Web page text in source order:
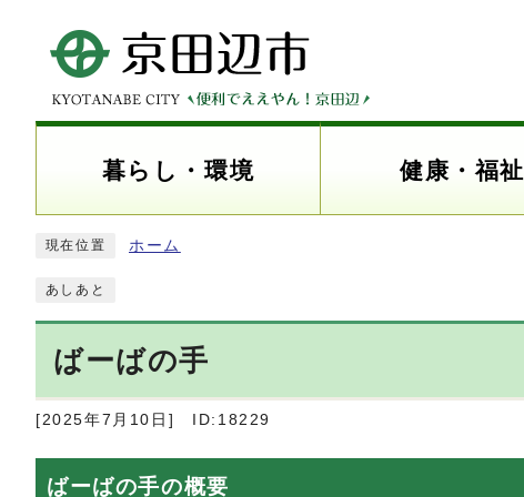
暮らし・環境 健康・福祉
現在位置 ホーム
あしあと
ばーばの手
[2025年7月10日] ID:18229
ばーばの手の概要